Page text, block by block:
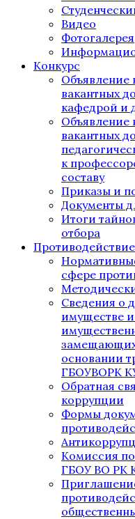
Видео
Фотогалерея
Конкурс
вакантных
кафедрой и
Объявление
вакантных
к
составу
Приказы и
Документы
Итоги
отбора
сфере
Сведения о
имуществе и
основании
ГБОУВОРК
Обратная
коррупции
Формы
Комиссия
ГБОУ ВО РК